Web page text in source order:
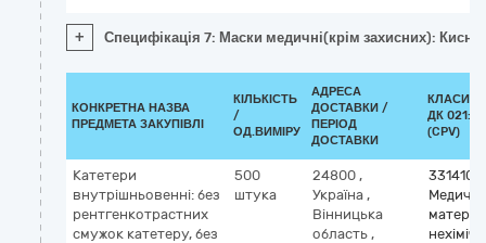
+ Специфікація 7: Маски медичні(крім захисних):
КОНКРЕТНА НАЗВА
ПРЕДМЕТА ЗАКУПІВЛІ
КІЛЬКІСТЬ
/
ОД.ВИМІРУ
АДРЕСА
ДОСТАВКИ /
ПЕРІОД
ДОСТАВКИ
ДК
(CPV)
Катетери
внутрішньовенні: без
рентгенкотрастних
смужок катетеру, без
500
штука
24800 ,
Україна ,
Вінницька
область ,
Медичні